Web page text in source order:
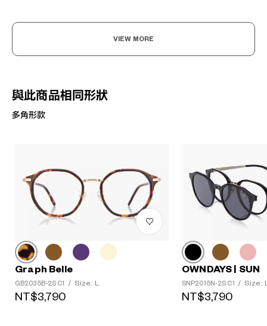
VIEW MORE
與此商品相同形狀
多角形款
Graph Belle
GB2035B-2S C1 / Size: L
NT$3,790
OWNDAYS | SUN
SNP2015N-2S C1 / Size:
NT$3,790